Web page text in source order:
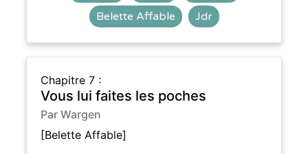
Belette Affable
Jdr
Chapitre 7 :
Vous lui faites les poches
Par Wargen
[Belette Affable]